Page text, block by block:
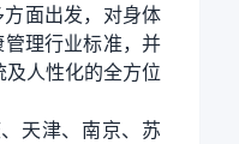
面出发，对身体
理行业标准，并
人性化的全方位
天津、南京、苏